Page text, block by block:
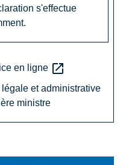
s'effectue
en ligne open_in_new
et administrative
ministre